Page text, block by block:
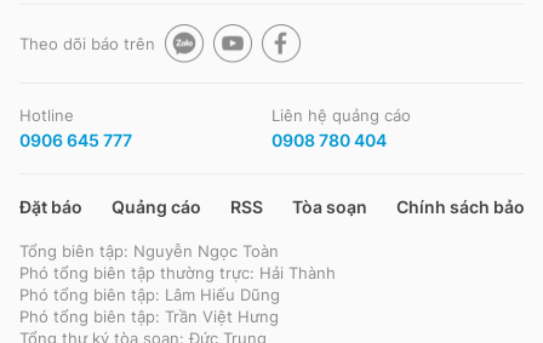
Theo dõi báo trên
Hotline
0906 645 777
Liên hệ quảng cáo
0908 780 404
Đặt báo Quảng cáo RSS Tòa soạn Chính sách bảo
Tổng biên tập: Nguyễn Ngọc Toàn
Phó tổng biên tập thường trực: Hải Thành
Phó tổng biên tập: Lâm Hiếu Dũng
Phó tổng biên tập: Trần Việt Hưng
Tổng thư ký tòa soạn: Đức Trung